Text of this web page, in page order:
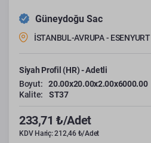
Güneydoğu Sac
İSTANBUL-AVRUPA - ESENYURT
Siyah Profil (HR) - Adetli
Boyut:
20.00x20.00x2.00x6000.00
Kalite:
ST37
233,71 ₺/Adet
KDV Hariç: 212,46 ₺/Adet